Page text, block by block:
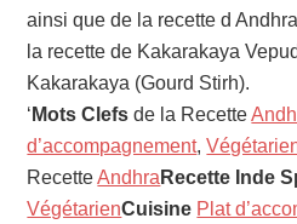
ainsi que de la recette d
la recette de Kakarakaya
Kakarakaya (Gourd Stirh).
‘ Mots Clefs de la Recette
d’accompagnement,
RecetteAndhra Recette Inde
VégétarienCuisine Plat